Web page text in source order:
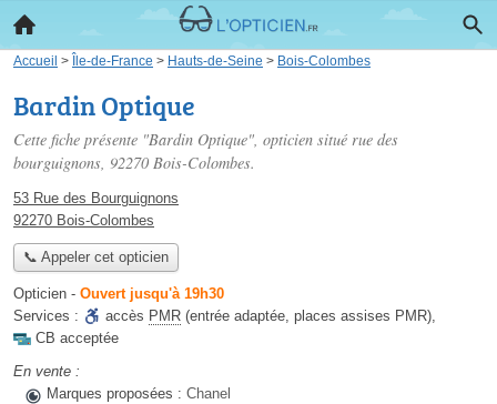
Accueil > Île-de-France > Hauts-de-Seine > Bois-Colombes
Bardin Optique
Cette fiche présente "Bardin Optique", opticien situé rue des
bourguignons, 92270 Bois-Colombes.
53 Rue des Bourguignons
92270 Bois-Colombes
📞 Appeler cet opticien
Opticien - Ouvert jusqu'à 19h30
Services :
accès PMR (entrée adaptée, places assises PMR),
CB acceptée
En vente :
Marques proposées : Chanel